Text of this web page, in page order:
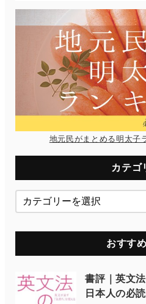
地元民がまとめる明太子
カテゴ
おすす
書評｜英文
日本人の必